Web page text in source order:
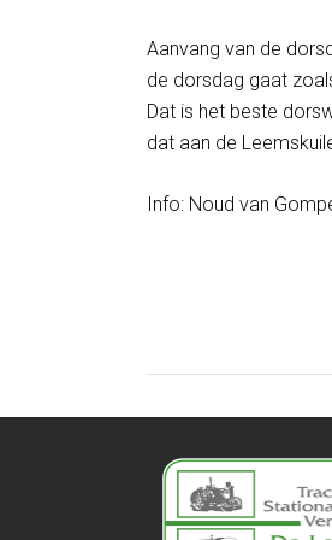
Aanvang van de
de dorsdag gaat
Dat is het beste
dat aan de
Info: Noud van